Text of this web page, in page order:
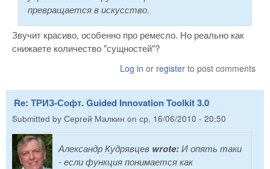
превращается в искусство.
Звучит красиво, особенно про ремесло. Но реально как
снижаете количество "сущностей"?
Log in or register to post comments
Re: ТРИЗ-Софт. Guided Innovation Toolkit 3.0
Submitted by Сергей Малкин on ср, 16/06/2010 - 20:50
Александр Кудрявцев wrote:И опять таки
- если функция понимается как